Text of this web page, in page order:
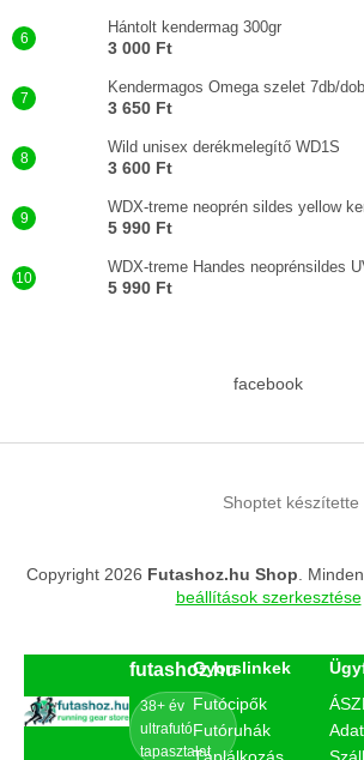
Hántolt kendermag 300gr
3 000 Ft
Kendermagos Omega szelet 7db/
3 650 Ft
Wild unisex derékmelegítő WD1S
3 600 Ft
WDX-treme neoprén sildes yellow
5 990 Ft
WDX-treme Handes neoprénsildes
5 990 Ft
facebook
Shoptet készítette
Copyright 2026 Futashoz.hu Shop .
beállítások szerkesztése
futashoz.hu
38+ év
ultrafutó
tapasztalat
Gyorslinkek
Futócipők
Futóruhák